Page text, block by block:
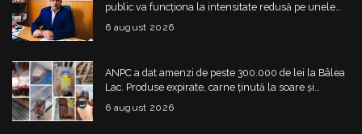
public va funcționa la intensitate redusă pe unele
străzi
6 august 2026
ANPC a dat amenzi de peste 300.000 de lei la Bâlea
Lac. Produse expirate, carne ținută la soare și
nereguli grave
6 august 2026